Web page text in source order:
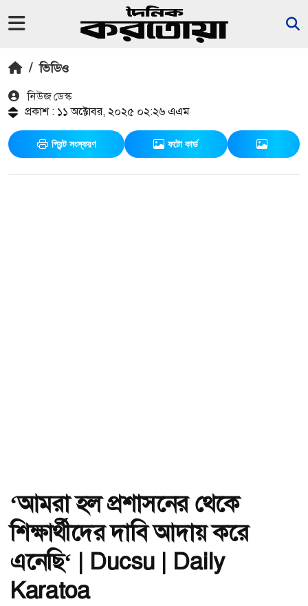
/ ভিডিও
নিউজ ডেস্ক
প্রকাশ : ১১ অক্টোবর, ২০২৫ ০২:২৬ এএম
প্রিন্ট সংস্করণ ফটো কার্ড
‘আমরা হল প্রশাসনের থেকে
শিক্ষার্থীদের দাবি আদায় করে
এনেছি‘ | Ducsu | Daily
Karatoa